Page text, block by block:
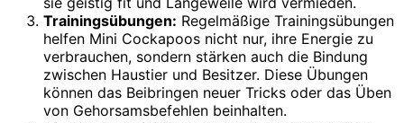
Trainingsübungen: Regelmäßige Trainingsübungen
helfen Mini Cockapoos nicht nur, ihre Energie zu
verbrauchen, sondern stärken auch die Bindung
zwischen Haustier und Besitzer. Diese Übungen
können das Beibringen neuer Tricks oder das Üben
von Gehorsamsbefehlen beinhalten.